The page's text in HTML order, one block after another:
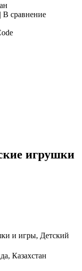
| В сравнение
игрушки
и игры, Детский
Казахстан